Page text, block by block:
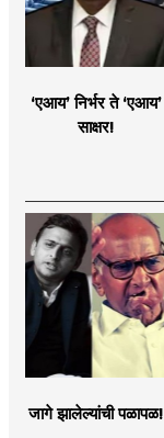
‘एआय’ निर्भर ते ‘एआय’
साक्षर!
जागे झालेल्यांची पळापळ!